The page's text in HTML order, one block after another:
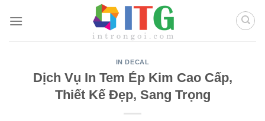
đến
IN DECAL
Dịch Vụ In Tem Ép Kim Cao Cấp,
Thiết Kế Đẹp, Sang Trọng